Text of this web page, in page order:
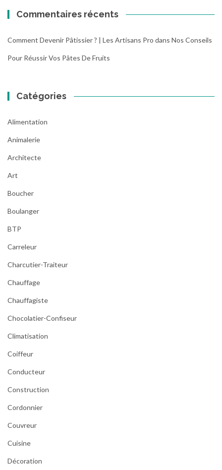
Commentaires récents
Comment Devenir Pâtissier ? | Les Artisans Pro dans Nos Conseils
Pour Réussir Vos Pâtes De Fruits
Catégories
Alimentation
Animalerie
Architecte
Art
Boucher
Boulanger
BTP
Carreleur
Charcutier-Traiteur
Chauffage
Chauffagiste
Chocolatier-Confiseur
Climatisation
Coiffeur
Conducteur
Construction
Cordonnier
Couvreur
Cuisine
Décoration